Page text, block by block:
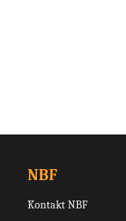
NBF
Kontakt NBF